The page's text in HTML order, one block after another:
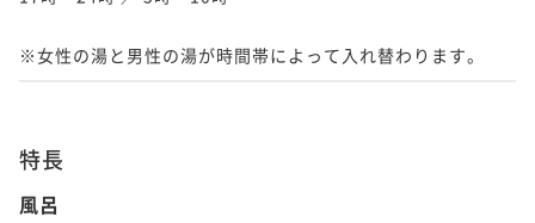
※女性の湯と男性の湯が時間帯によって入れ替わります。
特長
風呂